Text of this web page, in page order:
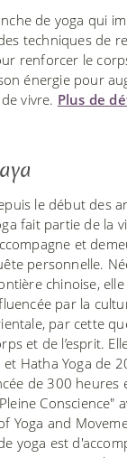
de yoga qui
techniques de
renforcer le
énergie pour
vivre. Plus de
le début des
fait partie de la
et
personnelle.
chinoise,
par la
par cette
et de l’esprit.
Hatha Yoga de
de 300 heures
Conscience"
Yoga and
yoga est